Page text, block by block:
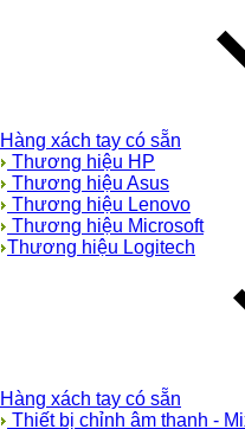
Hàng xách tay có sẵn
Thương hiệu HP
Thương hiệu Asus
Thương hiệu Lenovo
Thương hiệu Microsoft
Thương hiệu Logitech
Hàng xách tay có sẵn
Thiết bị chỉnh âm thanh -